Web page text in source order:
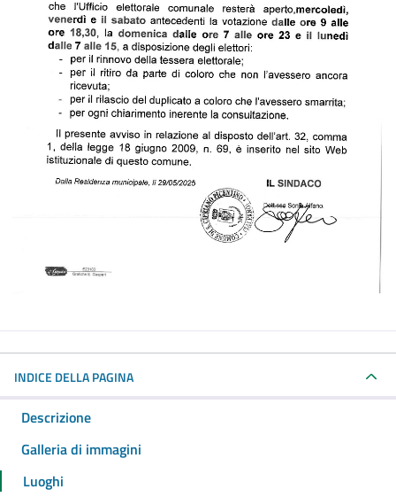
INDICE DELLA PAGINA
Descrizione
Galleria di immagini
Luoghi